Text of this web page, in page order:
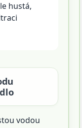
hustá,
vodou